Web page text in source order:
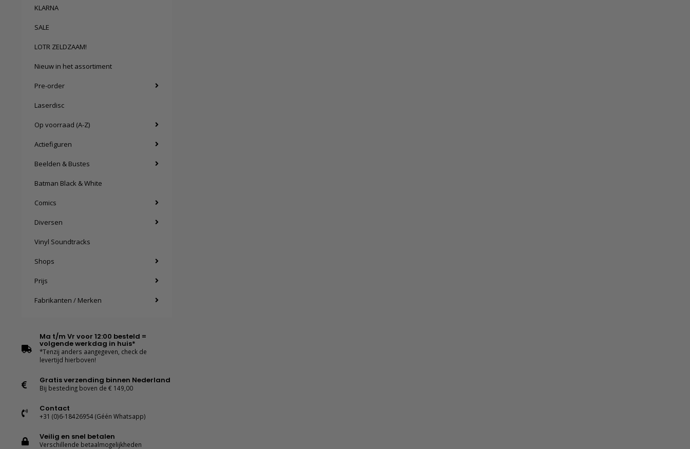
KLARNA
SALE
LOTR ZELDZAAM!
Nieuw in het assortiment
Pre-order
Laserdisc
Op voorraad (A-Z)
Actiefiguren
Beelden & Bustes
Batman Black & White
Comics
Diversen
Vinyl Soundtracks
Shops
Prijs
Fabrikanten / Merken
Ma t/m Vr voor 12:00 besteld =
volgende werkdag in huis*
*Tenzij anders aangegeven, check de
levertijd hierboven!
Gratis verzending binnen Nederland
Bij besteding boven de € 149,00
Contact
+31 (0)6-18426954 (Géén Whatsapp)
Veilig en snel betalen
Verschillende betaalmogelijkheden